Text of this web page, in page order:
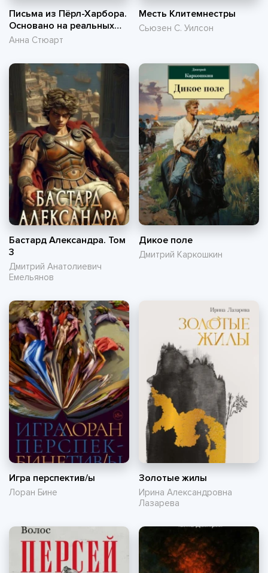
Письма из Пёрл-Харбора.
Основано на реальных
событиях
Анна Стюарт
Месть Клитемнестры
Сьюзен С. Уилсон
Бастард Александра. Том
3
Дмитрий Анатолиевич
Емельянов
Дикое поле
Дмитрий Каркошкин
Игра перспектив/ы
Лоран Бине
Золотые жилы
Ирина Александровна
Лазарева